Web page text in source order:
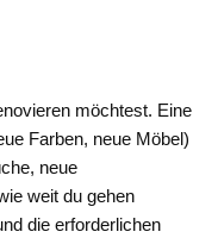
möchtest. Eine
Farben, neue Möbel)
neue
weit du gehen
die erforderlichen